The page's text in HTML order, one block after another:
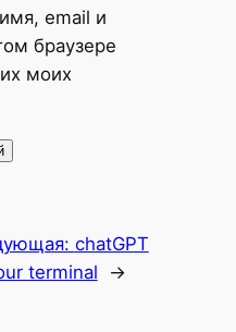
email и
браузере
моих
chatGPT
terminal
→